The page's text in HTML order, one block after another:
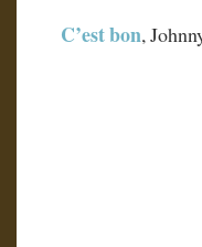
C’est bon,